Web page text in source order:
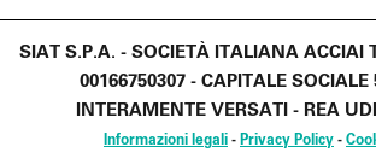
SIAT S.P.A. - SOCIETÀ ITALIANA ACCIAI
00166750307 - CAPITALE SOCIALE
INTERAMENTE VERSATI - REA
Informazioni legali - Privacy Policy -